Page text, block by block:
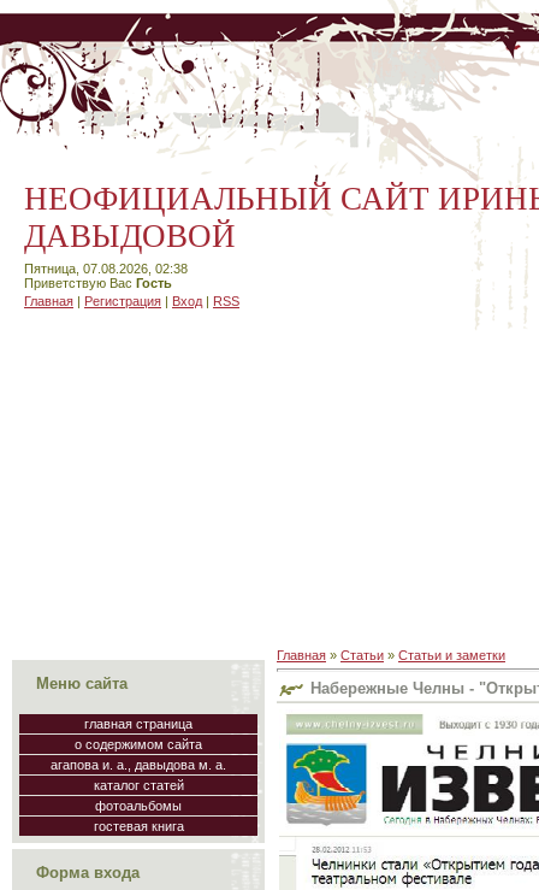
НЕОФИЦИАЛЬНЫЙ САЙТ
ДАВЫДОВОЙ
Пятница, 07.08.2026, 02:38
Приветствую Вас Гость
Главная | Регистрация | Вход | RSS
Меню сайта
главная страница
о содержимом сайта
агапова и. а., давыдова м. а.
каталог статей
фотоальбомы
гостевая книга
Форма входа
Главная » Статьи » Статьи и заметки
Набережные Челны -